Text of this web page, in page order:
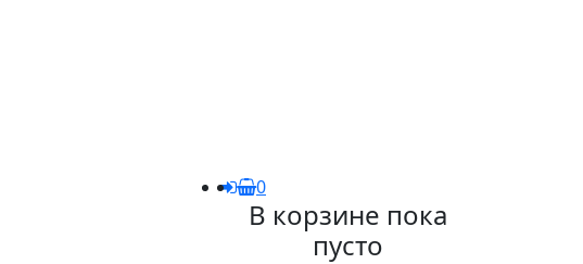
0
В корзине пока
пусто